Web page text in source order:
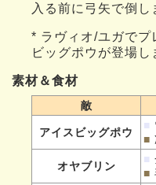
入る前に弓矢で倒し
* ラヴィオ/ユガでプ
ビッグポウが登場し
素材＆食材
敵
アイスビッグポウ
■
■
オヤブリン
■
■